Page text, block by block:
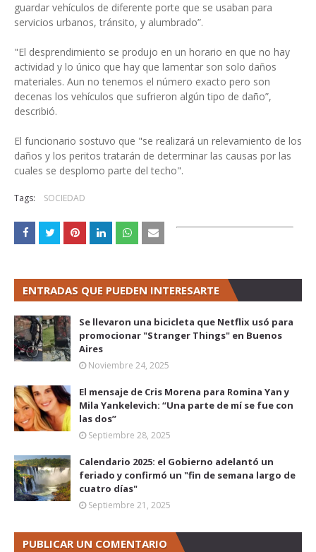
guardar vehículos de diferente porte que se usaban para
servicios urbanos, tránsito, y alumbrado”.
"El desprendimiento se produjo en un horario en que no hay
actividad y lo único que hay que lamentar son solo daños
materiales. Aun no tenemos el número exacto pero son
decenas los vehículos que sufrieron algún tipo de daño”,
describió.
El funcionario sostuvo que "se realizará un relevamiento de los
daños y los peritos tratarán de determinar las causas por las
cuales se desplomo parte del techo".
Tags: SOCIEDAD
ENTRADAS QUE PUEDEN INTERESARTE
Se llevaron una bicicleta que Netflix usó para
promocionar "Stranger Things" en Buenos
Aires
Noviembre 24, 2025
El mensaje de Cris Morena para Romina Yan y
Mila Yankelevich: “Una parte de mí se fue con
las dos”
Septiembre 28, 2025
Calendario 2025: el Gobierno adelantó un
feriado y confirmó un "fin de semana largo de
cuatro días"
Septiembre 21, 2025
PUBLICAR UN COMENTARIO